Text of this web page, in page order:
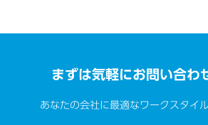
まずは気軽にお問い合わ
あなたの会社に最適なワークスタイ